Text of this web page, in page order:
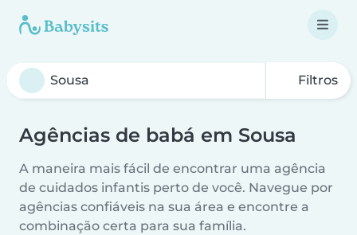
Filtros
Agências de babá em Sousa
A maneira mais fácil de encontrar uma agência
de cuidados infantis perto de você. Navegue por
agências confiáveis na sua área e encontre a
combinação certa para sua família.